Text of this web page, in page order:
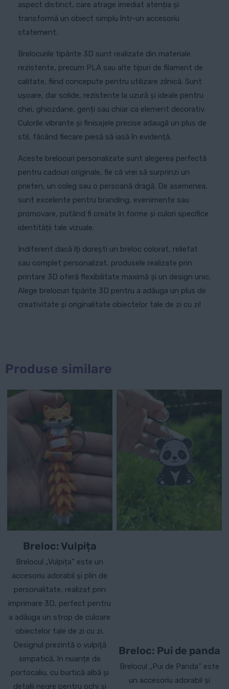
aspect distinct, care atrage imediat atenția și
transformă un obiect simplu într-un accesoriu
statement.
Brelocurile tipărite 3D sunt realizate din materiale
rezistente, precum PLA sau alte tipuri de filament de
calitate, fiind concepute pentru utilizare zilnică. Sunt
ușoare, dar solide, rezistente la uzură și ideale pentru
chei, ghiozdane, genți sau chiar ca element decorativ.
Culorile vibrante și finisajele precise adaugă un plus de
stil, făcând fiecare piesă să iasă în evidență.
Aceste brelocuri personalizate sunt alegerea perfectă
pentru cadouri originale, fie că vrei să surprinzi un
prieten, un coleg sau o persoană dragă. De asemenea,
sunt excelente pentru branding, evenimente sau
promovare, putând fi create în forme și culori specifice
identității tale vizuale.
Indiferent dacă îți dorești un breloc colorat, reliefat
sau complet personalizat, produsele realizate prin
printare 3D oferă flexibilitate maximă și un design unic.
Alege brelocuri tipărite 3D pentru a adăuga un plus de
creativitate și originalitate obiectelor tale de zi cu zi!
Produse similare
Breloc: Vulpița
Brelocul „Vulpița” este un
accesoriu adorabil și plin de
personalitate, realizat prin
imprimare 3D, perfect pentru
a adăuga un strop de culoare
obiectelor tale de zi cu zi.
Designul prezintă o vulpiță
simpatică, în nuanțe de
portocaliu, cu burtică albă și
detalii negre pentru ochi și
Breloc: Pui de panda
Brelocul „Pui de Panda” este
un accesoriu adorabil și